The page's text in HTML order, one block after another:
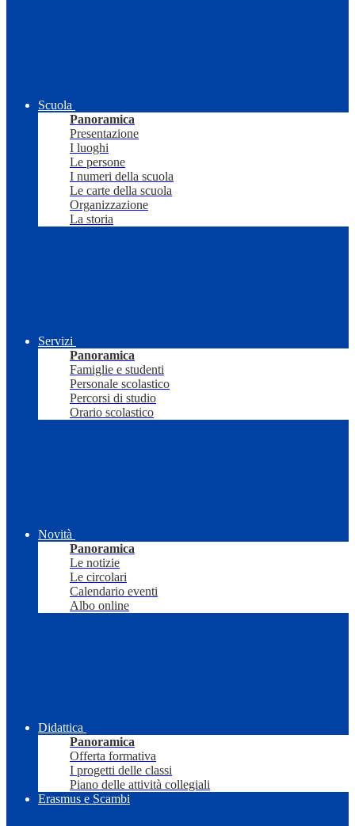
Scuola
Panoramica
Presentazione
I luoghi
Le persone
I numeri della scuola
Le carte della scuola
Organizzazione
La storia
Servizi
Panoramica
Famiglie e studenti
Personale scolastico
Percorsi di studio
Orario scolastico
Novità
Panoramica
Le notizie
Le circolari
Calendario eventi
Albo online
Didattica
Panoramica
Offerta formativa
I progetti delle classi
Piano delle attività collegiali
Erasmus e Scambi